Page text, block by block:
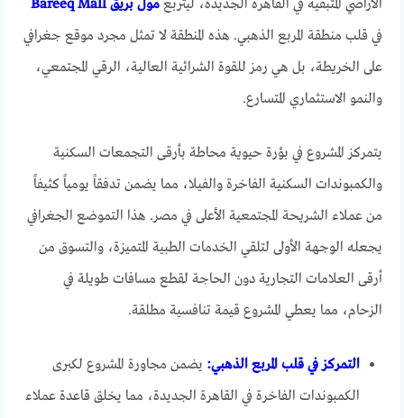
الأراضي المتبقية في القاهرة الجديدة، ليتربعمول بريق Bareeq Mall
في قلب منطقة المربع الذهبي. هذه المنطقة لا تمثل مجرد موقع جغرافي
على الخريطة، بل هي رمز للقوة الشرائية العالية، الرقي المجتمعي،
والنمو الاستثماري المتسارع.
يتمركز المشروع في بؤرة حيوية محاطة بأرقى التجمعات السكنية
والكمبوندات السكنية الفاخرة والفيلا، مما يضمن تدفقاً يومياً كثيفاً
من عملاء الشريحة المجتمعية الأعلى في مصر. هذا التموضع الجغرافي
يجعله الوجهة الأولى لتلقي الخدمات الطبية المتميزة، والتسوق من
أرقى العلامات التجارية دون الحاجة لقطع مسافات طويلة في
الزحام، مما يعطي المشروع قيمة تنافسية مطلقة.
التمركز في قلب المربع الذهبي: يضمن مجاورة المشروع لكبرى
الكمبوندات الفاخرة في القاهرة الجديدة، مما يخلق قاعدة عملاء